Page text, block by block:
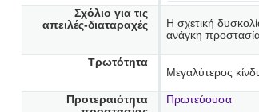
Σχόλιο για τις
απειλές-διαταραχές
Η σχετική
ανάγκη
Τρωτότητα
Μεγαλύτερος
Προτεραιότητα
Πρωτεύουσα